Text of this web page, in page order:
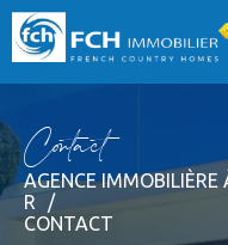
Cotact
AGENCE IMMOBILIÈRE
R
CONTACT
EFFECTUER
et trouver le bien